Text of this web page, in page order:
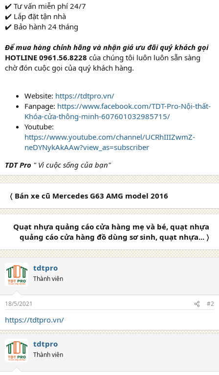
✔️ Tư vấn miễn phí 24/7
✔️ Lắp đặt tận nhà
✔️ Bảo hành 24 tháng
Để mua hàng chính hãng và nhận giá ưu đãi quý khách gọi
HOTLINE 0961.56.8228 của chúng tôi luôn luôn sẵn sàng
chờ đón cuộc gọi của quý khách hàng.
Website: https://tdtpro.vn/
Fanpage: https://www.facebook.com/TDT-Pro-Nội-thất-
Khóa-cửa-thông-minh-607601032985715/
Youtube:
https://www.youtube.com/channel/UCRhIIIZwmZ-
neDYNykAkAAw?view_as=subscriber
TDT Pro " Vì cuộc sống của bạn"
〈 Bán xe cũ Mercedes G63 AMG model 2016
Quạt nhựa quảng cáo cửa hàng mẹ và bé, quạt nhựa
quảng cáo cửa hàng đồ dùng sơ sinh, quạt nhựa... 〉
tdtpro
Thành viên
18/5/2021 #2
https://tdtpro.vn/
tdtpro
Thành viên